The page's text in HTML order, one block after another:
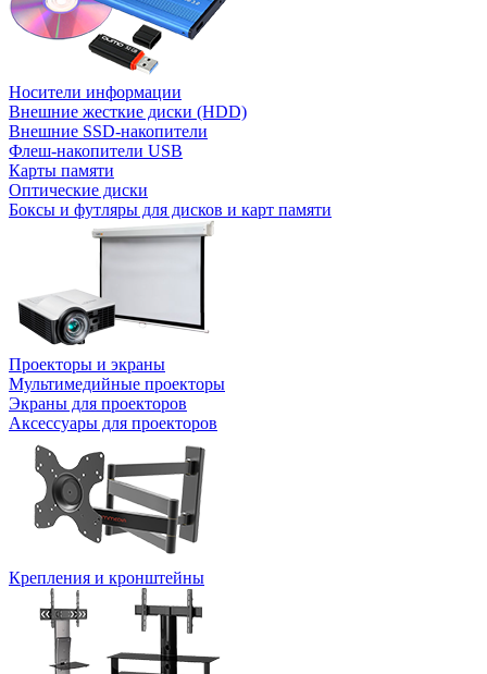
Носители информации
Внешние жесткие диски (HDD)
Внешние SSD-накопители
Флеш-накопители USB
Карты памяти
Оптические диски
Боксы и футляры для дисков и карт памяти
Проекторы и экраны
Мультимедийные проекторы
Экраны для проекторов
Аксессуары для проекторов
Крепления и кронштейны